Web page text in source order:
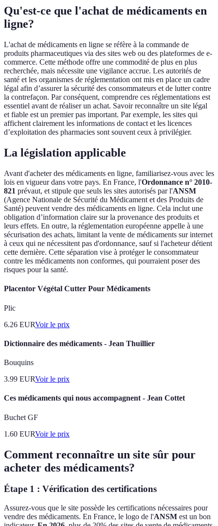
Qu'est-ce que l'achat de médicaments en
ligne?
L'achat de médicaments en ligne se réfère à la commande de
produits pharmaceutiques via des sites web ou des plateformes de e-
commerce. Cette méthode offre une commodité de plus en plus
recherchée, mais nécessite une vigilance accrue. Les autorités de
santé et les organismes de réglementation ont mis en place un cadre
légal afin d’assurer la sécurité des consommateurs et de lutter contre
la contrefaçon. Par conséquent, comprendre ces réglementations est
essentiel avant de réaliser un achat. Savoir reconnaître un site légal
et fiable est un premier pas important. Par exemple, les sites qui
affichent clairement les informations de contact et les licences
d’exploitation des pharmacies sont souvent ceux à privilégier.
La législation applicable
Avant d'acheter des médicaments en ligne, familiarisez-vous avec les
lois en vigueur dans votre pays. En France, l'Ordonnance n° 2010-
821 prévaut, et stipule que seuls les sites autorisés par l'ANSM
(Agence Nationale de Sécurité du Médicament et des Produits de
Santé) peuvent vendre des médicaments en ligne. Cela inclut une
obligation d’information claire sur la provenance des produits et
leurs effets. En outre, la réglementation européenne appelle à une
sécurisation des achats, limitant la vente de médicaments sur internet
à ceux qui ne nécessitent pas d'ordonnance, sauf si l'acheteur détient
cette dernière. Cette séparation vise à protéger le consommateur
contre les médicaments non conformes, qui pourraient poser des
risques pour la santé.
Placentor Végétal Cutter Pour Médicaments
Plic
6.26 EURVoir le prix
Dictionnaire des médicaments - Jean Thuillier
Bouquins
3.99 EURVoir le prix
Ces médicaments qui nous accompagnent - Jean Cottet
Buchet GF
1.60 EURVoir le prix
Comment reconnaître un site sûr pour
acheter des médicaments?
Étape 1 : Vérification des certifications
Assurez-vous que le site possède les certifications nécessaires pour
vendre des médicaments. En France, le logo de l'ANSM est un bon